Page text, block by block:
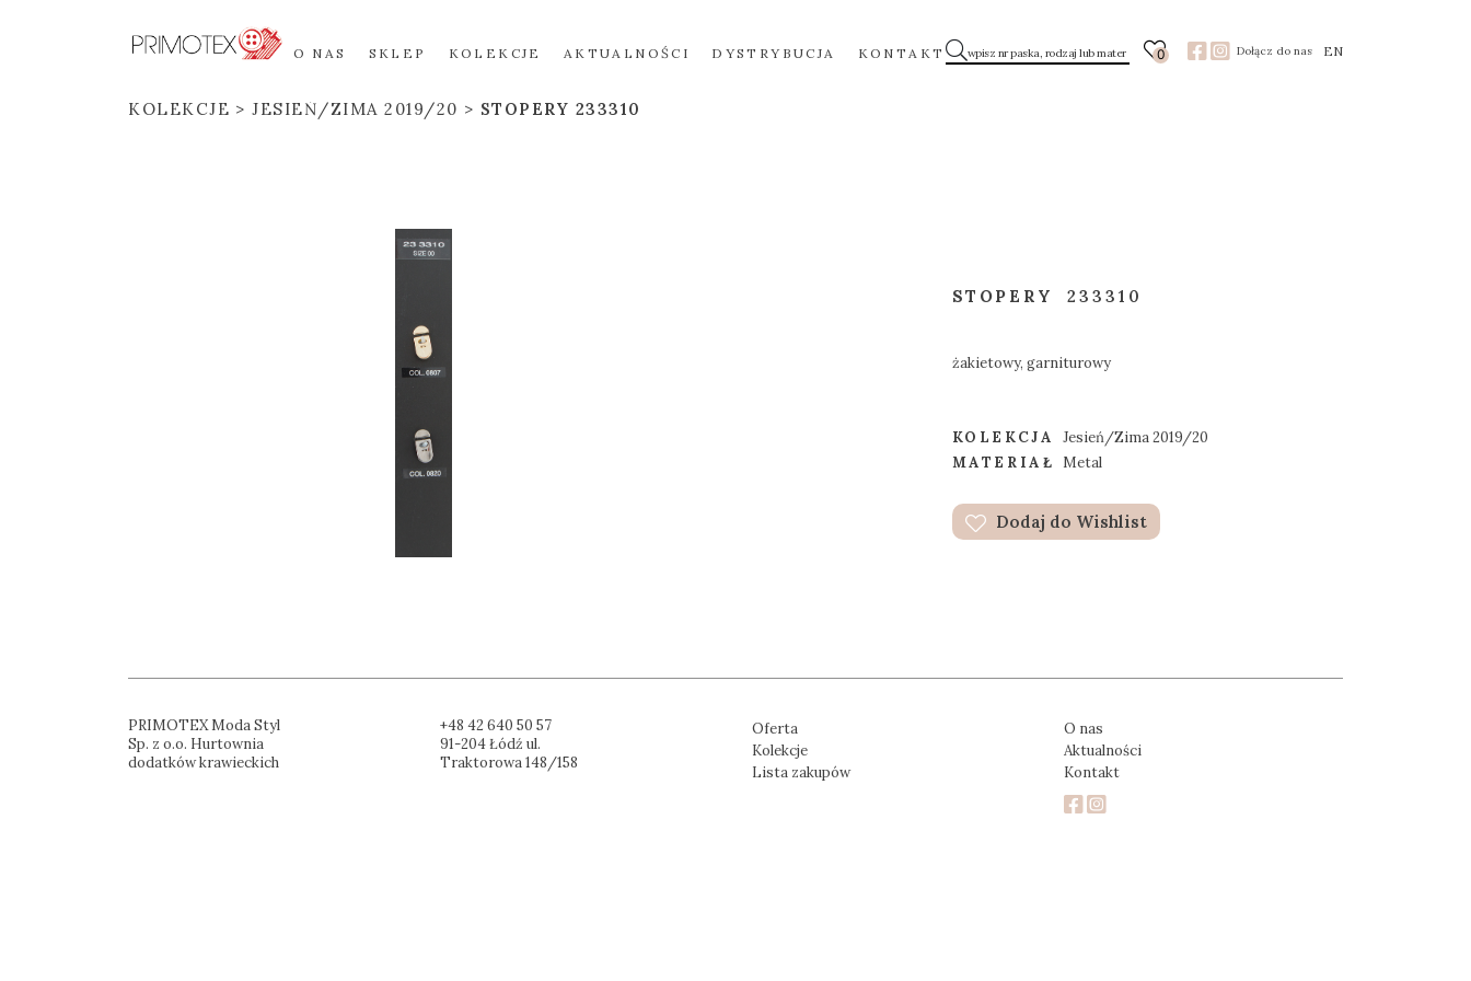
O NAS SKLEP KOLEKCJE AKTUALNOŚCI DYSTRYBUCJA KONTAKT 0 Dołącz do nas EN
KOLEKCJE JESIEŃ/ZIMA 2019/20 STOPERY 233310
STOPERY 233310
żakietowy, garniturowy
KOLEKCJA
Jesień/Zima 2019/20
MATERIAŁ Metal
Dodaj do Wishlist
PRIMOTEX Moda Styl
Sp. z o.o. Hurtownia
dodatków krawieckich
+48 42 640 50 57
91-204 Łódź ul.
Traktorowa 148/158
Oferta
Kolekcje
Lista zakupów
O nas
Aktualności
Kontakt